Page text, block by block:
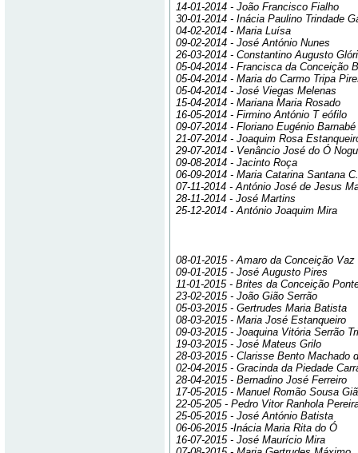
14-01-2014 - João Francisco Fialho
30-01-2014 - Inácia Paulino Trindade
04-02-2014 - Maria Luísa
09-02-2014 - José António Nunes
26-03-2014 - Constantino Augusto
05-04-2014 - Francisca da Conceição
05-04-2014 - Maria do Carmo Tripa
05-04-2014 - José Viegas Melenas
15-04-2014 - Mariana Maria Rosado
16-05-2014 - Firmino António T eófilo
09-07-2014 - Floriano Eugénio
21-07-2014 - Joaquim Rosa
29-07-2014 - Venâncio José do Ó
09-08-2014 - Jacinto Roça
06-09-2014 - Maria Catarina Santana
07-11-2014 - António José de Jesus
28-11-2014 - José Martins
25-12-2014 - António Joaquim Mira
08-01-2015 - Amaro da Conceição Vaz
09-01-2015 - José Augusto Pires
11-01-2015 - Brites da Conceição
23-02-2015 - João Gião Serrão
05-03-2015 - Gertrudes Maria Batista
08-03-2015 - Maria José Estanqueiro
09-03-2015 - Joaquina Vitória Serrão
19-03-2015 - José Mateus Grilo
28-03-2015 - Clarisse Bento Machado
02-04-2015 - Gracinda da Piedade
28-04-2015 - Bernadino José Ferreiro
17-05-2015 - Manuel Romão Sousa
22-05-205 - Pedro Vitor Ranhola
25-05-2015 - José António Batista
06-06-2015 -Inácia Maria Rita do Ó
16-07-2015 - José Maurício Mira